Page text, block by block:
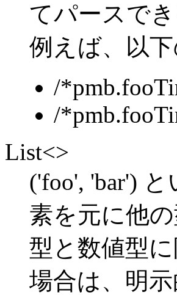
てパースで
例えば、以
/
/
List<>
('foo', 'bar')
素を元に他
型と数値型
場合は、明